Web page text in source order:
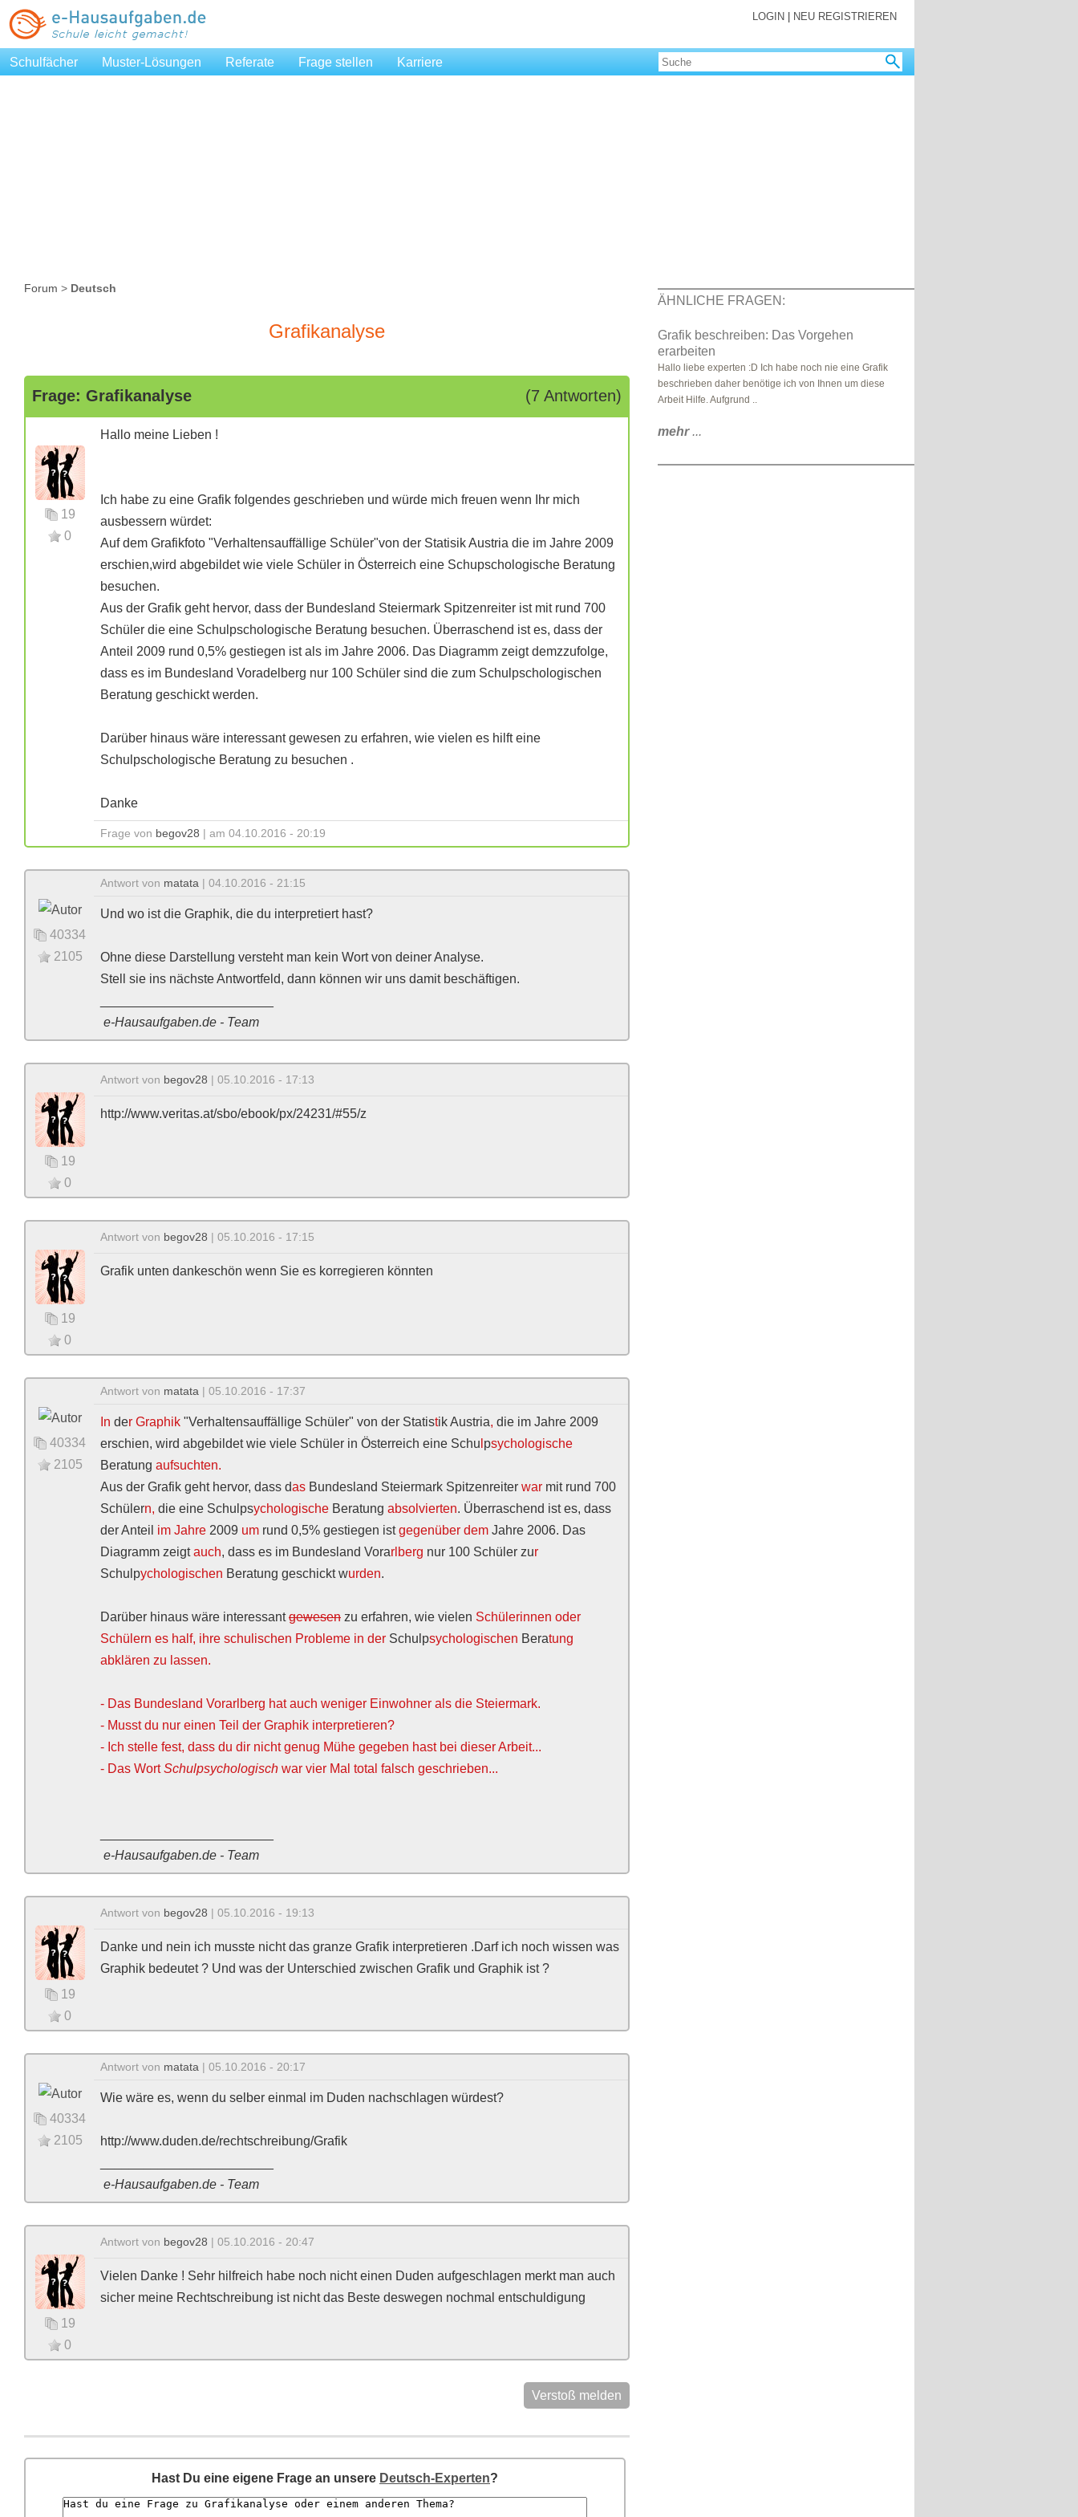
LOGIN NEU REGISTRIEREN
Schulfächer Muster-Lösungen Referate Frage stellen Karriere
Forum > Deutsch
Grafikanalyse
Frage: Grafikanalyse (7 Antworten)
19
0
Hallo meine Lieben !
Ich habe zu eine Grafik folgendes geschrieben und würde mich freuen wenn Ihr mich
ausbessern würdet:
Auf dem Grafikfoto "Verhaltensauffällige Schüler"von der Statisik Austria die im Jahre 2009
erschien,wird abgebildet wie viele Schüler in Österreich eine Schupschologische Beratung
besuchen.
Aus der Grafik geht hervor, dass der Bundesland Steiermark Spitzenreiter ist mit rund 700
Schüler die eine Schulpschologische Beratung besuchen. Überraschend ist es, dass der
Anteil 2009 rund 0,5% gestiegen ist als im Jahre 2006. Das Diagramm zeigt demzzufolge,
dass es im Bundesland Voradelberg nur 100 Schüler sind die zum Schulpschologischen
Beratung geschickt werden.
Darüber hinaus wäre interessant gewesen zu erfahren, wie vielen es hilft eine
Schulpschologische Beratung zu besuchen .
Danke
Frage von begov28 | am 04.10.2016 - 20:19
40334
2105
Antwort von matata | 04.10.2016 - 21:15
Und wo ist die Graphik, die du interpretiert hast?
Ohne diese Darstellung versteht man kein Wort von deiner Analyse.
Stell sie ins nächste Antwortfeld, dann können wir uns damit beschäftigen.
e-Hausaufgaben.de - Team
19
0
Antwort von begov28 | 05.10.2016 - 17:13
http://www.veritas.at/sbo/ebook/px/24231/#55/z
19
0
Antwort von begov28 | 05.10.2016 - 17:15
Grafik unten dankeschön wenn Sie es korregieren könnten
40334
2105
Antwort von matata | 05.10.2016 - 17:37
In der Graphik "Verhaltensauffällige Schüler" von der Statistik Austria, die im Jahre 2009
erschien, wird abgebildet wie viele Schüler in Österreich eine Schu psychologische
Beratung aufsuchten.
Aus der Grafik geht hervor, dass das Bundesland Steiermark Spitzenreiter war mit rund 700
Schülern, die eine Schulpsychologische Beratung absolvierten. Überraschend ist es, dass
der Anteil im Jahre 2009 um rund 0,5% gestiegen istgegenüber dem Jahre 2006. Das
Diagramm zeigtauch, dass es im Bundesland Vorarlberg nur 100 Schüler zur
Schulpychologischen Beratung geschickt wurden.
Darüber hinaus wäre interessantgewesen zu erfahren, wie vielen Schülerinnen oder
Schülern es half, ihre schulischen Probleme in der Schulpsychologischen Beratung
abklären zu lassen.
- Das Bundesland Vorarlberg hat auch weniger Einwohner als die Steiermark.
- Musst du nur einen Teil der Graphik interpretieren?
- Ich stelle fest, dass du dir nicht genug Mühe gegeben hast bei dieser Arbeit...
- Das WortSchulpsychologisch war vier Mal total falsch geschrieben...
e-Hausaufgaben.de - Team
19
0
Antwort von begov28 | 05.10.2016 - 19:13
Danke und nein ich musste nicht das granze Grafik interpretieren .Darf ich noch wissen was
Graphik bedeutet ? Und was der Unterschied zwischen Grafik und Graphik ist ?
40334
2105
Antwort von matata | 05.10.2016 - 20:17
Wie wäre es, wenn du selber einmal im Duden nachschlagen würdest?
http://www.duden.de/rechtschreibung/Grafik
e-Hausaufgaben.de - Team
19
0
Antwort von begov28 | 05.10.2016 - 20:47
Vielen Danke ! Sehr hilfreich habe noch nicht einen Duden aufgeschlagen merkt man auch
sicher meine Rechtschreibung ist nicht das Beste deswegen nochmal entschuldigung
Verstoß melden
Hast Du eine eigene Frage an unsere Deutsch-Experten?
ÄHNLICHE FRAGEN:
Grafik beschreiben: Das Vorgehen
erarbeiten
Hallo liebe experten :D Ich habe noch nie eine Grafik
beschrieben daher benötige ich von Ihnen um diese
Arbeit Hilfe. Aufgrund ..
mehr...